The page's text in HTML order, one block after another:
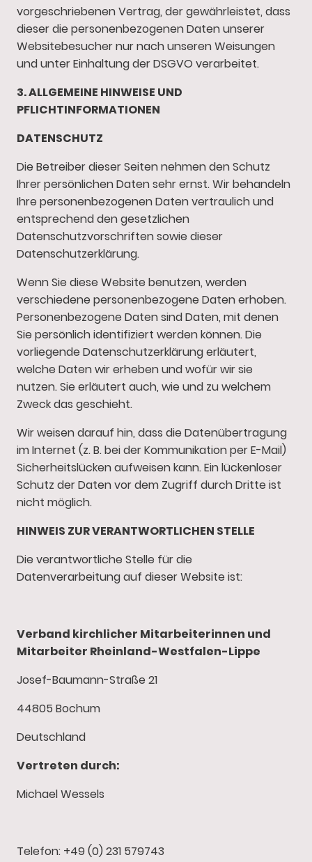
vorgeschriebenen Vertrag, der gewährleistet, dass
dieser die personenbezogenen Daten unserer
Websitebesucher nur nach unseren Weisungen
und unter Einhaltung der DSGVO verarbeitet.
3. ALLGEMEINE HINWEISE UND
PFLICHT­INFORMATIONEN
DATENSCHUTZ
Die Betreiber dieser Seiten nehmen den Schutz
Ihrer persönlichen Daten sehr ernst. Wir behandeln
Ihre personenbezogenen Daten vertraulich und
entsprechend den gesetzlichen
Datenschutzvorschriften sowie dieser
Datenschutzerklärung.
Wenn Sie diese Website benutzen, werden
verschiedene personenbezogene Daten erhoben.
Personenbezogene Daten sind Daten, mit denen
Sie persönlich identifiziert werden können. Die
vorliegende Datenschutzerklärung erläutert,
welche Daten wir erheben und wofür wir sie
nutzen. Sie erläutert auch, wie und zu welchem
Zweck das geschieht.
Wir weisen darauf hin, dass die Datenübertragung
im Internet (z. B. bei der Kommunikation per E-Mail)
Sicherheitslücken aufweisen kann. Ein lückenloser
Schutz der Daten vor dem Zugriff durch Dritte ist
nicht möglich.
HINWEIS ZUR VERANTWORTLICHEN STELLE
Die verantwortliche Stelle für die
Datenverarbeitung auf dieser Website ist:
Verband kirchlicher Mitarbeiterinnen und
Mitarbeiter Rheinland-Westfalen-Lippe
Josef-Baumann-Straße 21
44805 Bochum
Deutschland
Vertreten durch:
Michael Wessels
Telefon: +49 (0) 231 579743